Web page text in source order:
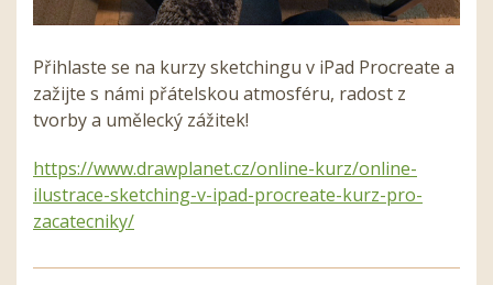
Přihlaste se na kurzy sketchingu v iPad Procreate a
zažijte s námi přátelskou atmosféru, radost z
tvorby a umělecký zážitek!
https://www.drawplanet.cz/online-kurz/online-
ilustrace-sketching-v-ipad-procreate-kurz-pro-
zacatecniky/